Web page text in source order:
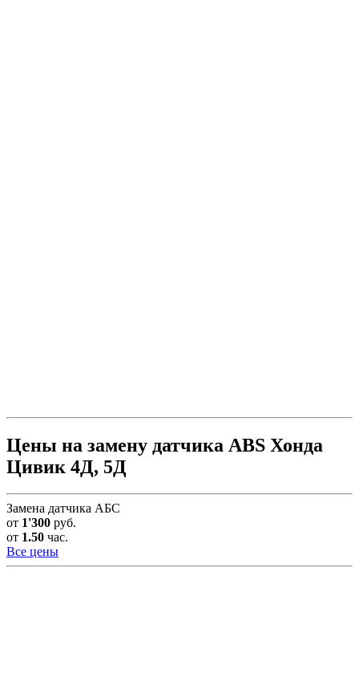
Цены на замену датчика ABS Хонда
Цивик 4Д, 5Д
Замена датчика АБС
от 1'300 руб.
от 1.50 час.
Все цены